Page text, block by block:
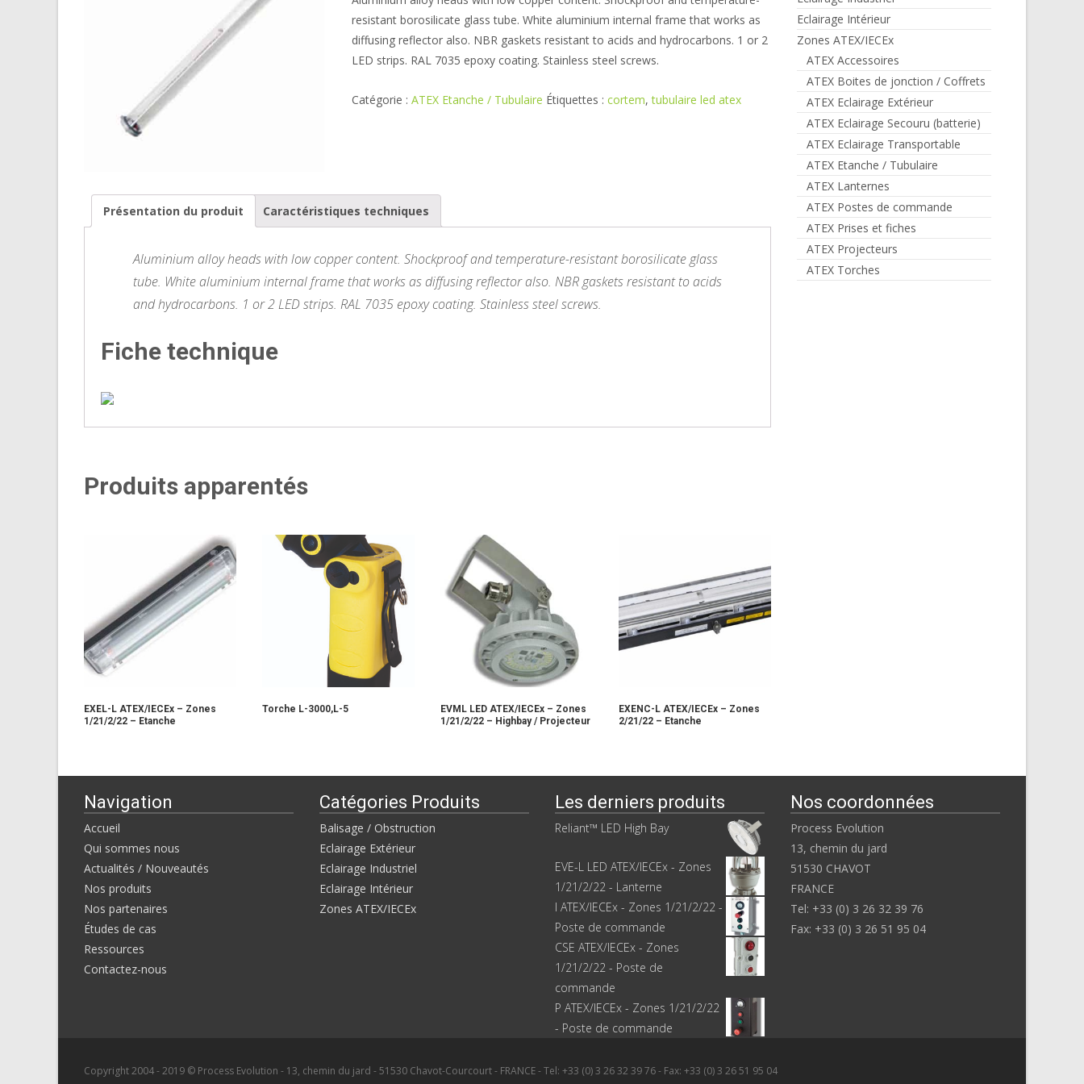
resistant borosilicate glass tube. White aluminium internal frame that works as
diffusing reflector also. NBR gaskets resistant to acids and hydrocarbons. 1 or 2
LED strips. RAL 7035 epoxy coating. Stainless steel screws.
Catégorie :ATEX Etanche / Tubulaire Étiquettes :cortem,tubulaire led atex
Présentation du produit Caractéristiques techniques
Aluminium alloy heads with low copper content. Shockproof and temperature-resistant borosilicate glass
tube. White aluminium internal frame that works as diffusing reflector also. NBR gaskets resistant to acids
and hydrocarbons. 1 or 2 LED strips. RAL 7035 epoxy coating. Stainless steel screws.
Fiche technique
Produits apparentés
EXEL-L ATEX/IECEx – Zones
1/21/2/22 – Etanche
Torche L-3000,L-5
EVML LED ATEX/IECEx – Zones
1/21/2/22 – Highbay / Projecteur
EXENC-L ATEX/IECEx – Zones
2/21/22 – Etanche
Eclairage Intérieur
Zones ATEX/IECEx
ATEX Accessoires
ATEX Boites de jonction / Coffrets
ATEX Eclairage Extérieur
ATEX Eclairage Secouru (batterie)
ATEX Eclairage Transportable
ATEX Etanche / Tubulaire
ATEX Lanternes
ATEX Postes de commande
ATEX Prises et fiches
ATEX Projecteurs
ATEX Torches
Navigation
Accueil
Qui sommes nous
Actualités / Nouveautés
Nos produits
Nos partenaires
Études de cas
Ressources
Contactez-nous
Catégories Produits
Balisage / Obstruction
Eclairage Extérieur
Eclairage Industriel
Eclairage Intérieur
Zones ATEX/IECEx
Les derniers produits
Reliant™ LED High Bay
EVE-L LED ATEX/IECEx - Zones
1/21/2/22 - Lanterne
I ATEX/IECEx - Zones 1/21/2/22 -
Poste de commande
CSE ATEX/IECEx - Zones
1/21/2/22 - Poste de
commande
P ATEX/IECEx - Zones 1/21/2/22
- Poste de commande
Nos coordonnées
Process Evolution
13, chemin du jard
51530 CHAVOT
FRANCE
Tel: +33 (0) 3 26 32 39 76
Fax: +33 (0) 3 26 51 95 04
Copyright 2004 - 2019 © Process Evolution - 13, chemin du jard - 51530 Chavot-Courcourt - FRANCE - Tel: +33 (0) 3 26 32 39 76 - Fax: +33 (0) 3 26 51 95 04